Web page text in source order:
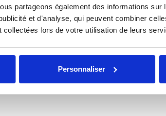
partageons également des informations sur
et d'analyse, qui peuvent combiner
lors de votre utilisation de leurs
Personnaliser
et NAS